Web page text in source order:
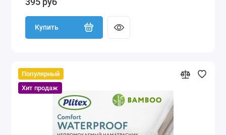
Купить
Популярный
Хит продаж